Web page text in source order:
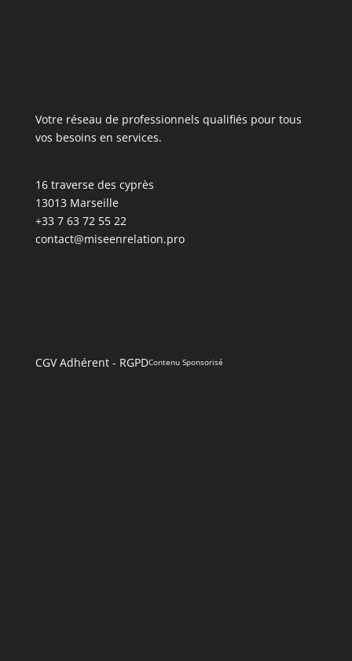
Votre réseau de professionnels qualifiés pour tous
vos besoins en services.
16 traverse des cyprès
13013 Marseille
+33 7 63 72 55 22
contact@miseenrelation.pro
CGV Adhérent- RGPDContenu Sponsorisé